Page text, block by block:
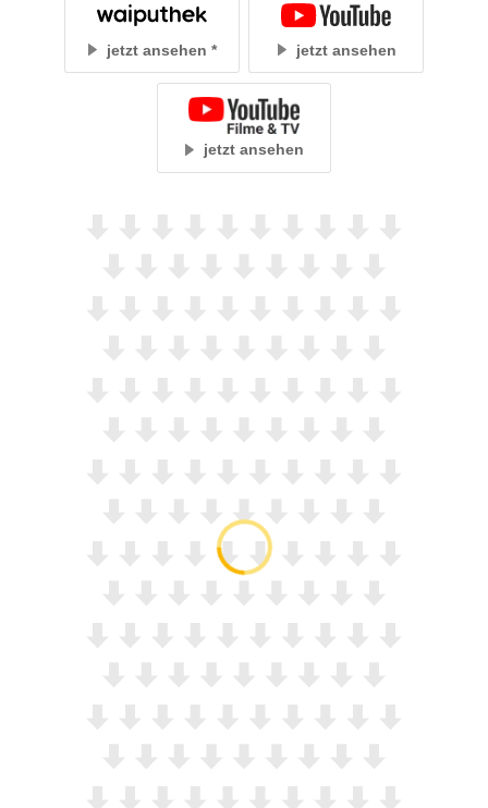
jetzt ansehen jetzt ansehen
jetzt ansehen